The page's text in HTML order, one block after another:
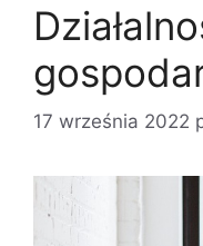
17 września 2022